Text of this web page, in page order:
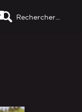
Rechercher...